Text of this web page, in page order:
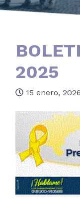
2025
15 enero, 2026